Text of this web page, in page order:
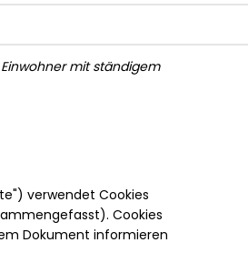
mit ständigem
verwendet Cookies
Cookies
Dokument informieren